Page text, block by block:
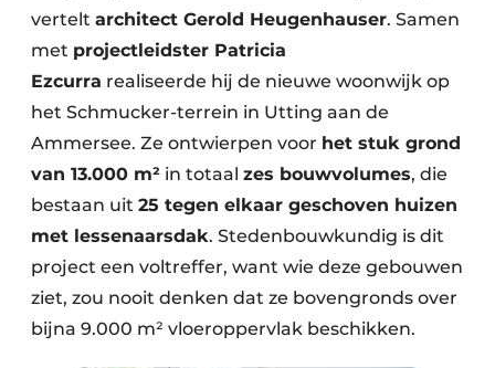
vertelt architect Gerold Heugenhauser. Samen
met projectleidster Patricia
Ezcurra realiseerde hij de nieuwe woonwijk op
het Schmucker-terrein in Utting aan de
Ammersee. Ze ontwierpen voor het stuk grond
van 13.000 m² in totaal zes bouwvolumes, die
bestaan uit 25 tegen elkaar geschoven huizen
met lessenaarsdak. Stedenbouwkundig is dit
project een voltreffer, want wie deze gebouwen
ziet, zou nooit denken dat ze bovengronds over
bijna 9.000 m² vloeroppervlak beschikken.